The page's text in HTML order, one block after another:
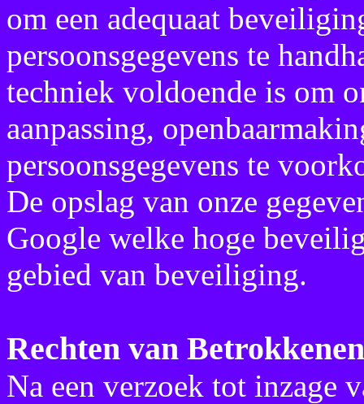
om een adequaat
persoonsgegevens te
techniek voldoende is om
aanpassing,
persoonsgegevens te
De opslag van onze
Google welke hoge
gebied van beveiliging.
Rechten van Betrokkenen
Na een verzoek tot inzage